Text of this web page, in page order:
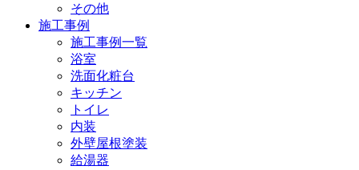
その他
施工事例
施工事例一覧
浴室
洗面化粧台
キッチン
トイレ
内装
外壁屋根塗装
給湯器